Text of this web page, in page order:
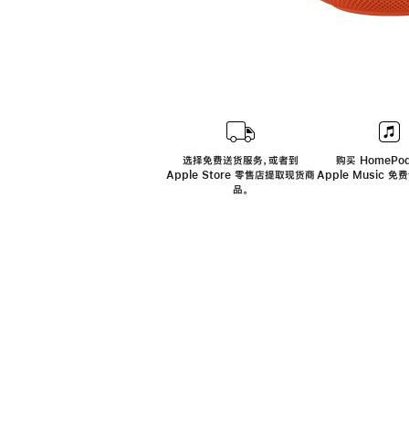
选择免费送货服务，或者到
Apple Store 零售店提取现货商
品。
购买
Apple Music 免费